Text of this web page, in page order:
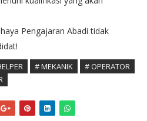
Pengajaran Abadi tidak
# MEKANIK
# OPERATOR